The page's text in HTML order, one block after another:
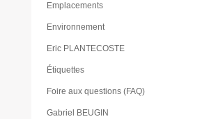
Emplacements
Environnement
Eric PLANTECOSTE
Étiquettes
Foire aux questions (FAQ)
Gabriel BEUGIN